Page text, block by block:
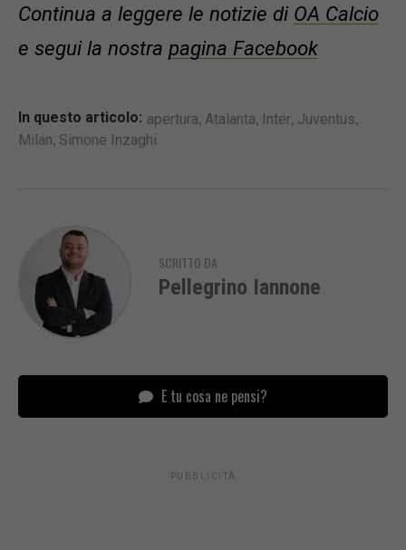
Continua a leggere le notizie di OA Calcio
e segui la nostra pagina Facebook
In questo articolo: apertura, Atalanta, Inter, Juventus,
Milan, Simone Inzaghi
SCRITTO DA
Pellegrino Iannone
E tu cosa ne pensi?
PUBBLICITÀ